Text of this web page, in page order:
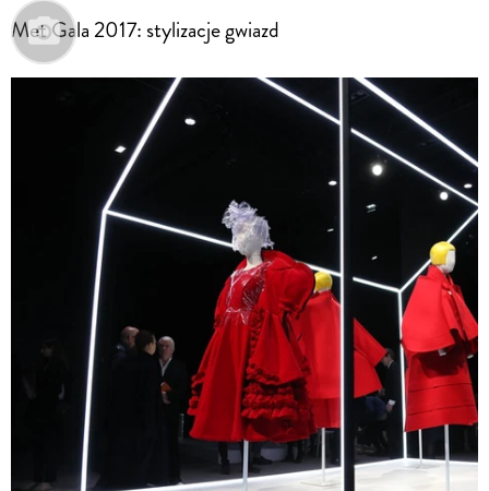
Met Gala 2017: stylizacje gwiazd